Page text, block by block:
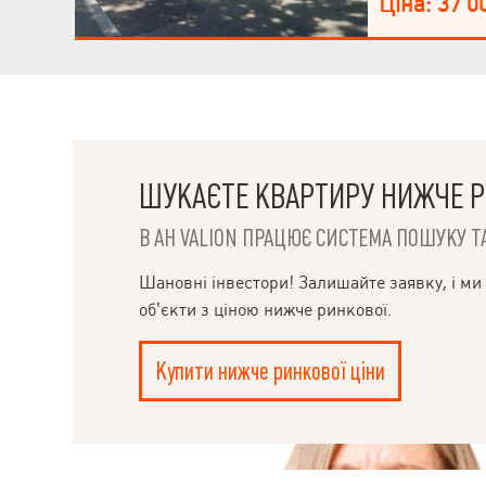
Розвинена
ШУКАЄТЕ КВАРТИРУ НИЖЧЕ
В АН VALION ПРАЦЮЄ СИСТЕМА ПОШУКУ
Шановні інвестори! Залишайте заявку, і
об’єкти з ціною нижче ринкової.
Купити нижче ринкової ціни
НАПИСАТИ
КЕРІВНИКОВІ